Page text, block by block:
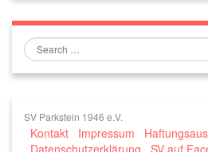
Search
SV Parkstein 1946 e.V.
Kontakt Impressum
Datenschutzerklärung
SV auf